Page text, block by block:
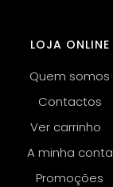
LOJA ONLINE
Quem somos
Contactos
Ver carrinho
A minha conta
Promoções